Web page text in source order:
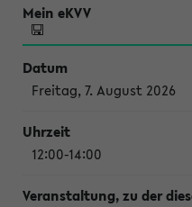
Freitag, 7. August 2026
12:00-14:00